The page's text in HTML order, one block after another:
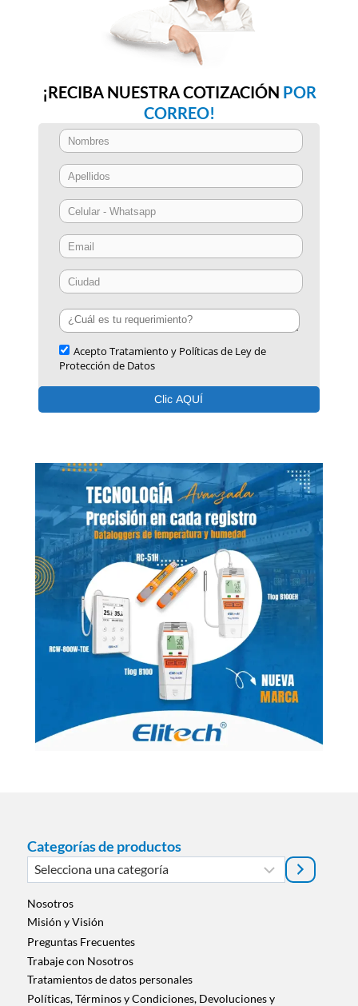
¡RECIBA NUESTRA COTIZACIÓN POR
CORREO!
Categorías de productos
Selecciona
una
categoría
Nosotros
Misión y Visión
Preguntas Frecuentes
Trabaje con Nosotros
Tratamientos de datos personales
Políticas, Términos y Condiciones, Devoluciones y